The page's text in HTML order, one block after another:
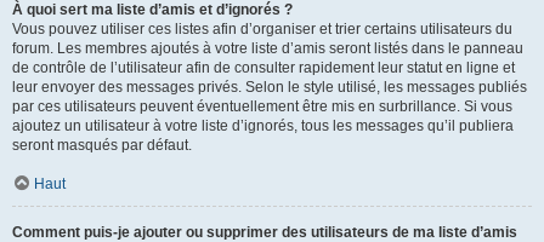
À quoi sert ma liste d’amis et d’ignorés ?
Vous pouvez utiliser ces listes afin d’organiser et trier certains utilisateurs du
forum. Les membres ajoutés à votre liste d’amis seront listés dans le panneau
de contrôle de l’utilisateur afin de consulter rapidement leur statut en ligne et
leur envoyer des messages privés. Selon le style utilisé, les messages publiés
par ces utilisateurs peuvent éventuellement être mis en surbrillance. Si vous
ajoutez un utilisateur à votre liste d’ignorés, tous les messages qu’il publiera
seront masqués par défaut.
Haut
Comment puis-je ajouter ou supprimer des utilisateurs de ma liste d’amis